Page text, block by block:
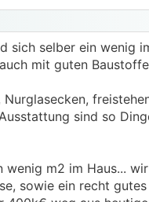
sich selber ein wenig
mit guten
sind so
m2 im Haus...
sowie ein recht